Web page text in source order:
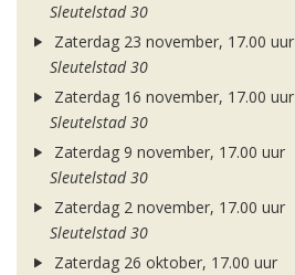
Sleutelstad 30
Zaterdag 23 november, 17.00 uur
Sleutelstad 30
Zaterdag 16 november, 17.00 uur
Sleutelstad 30
Zaterdag 9 november, 17.00 uur
Sleutelstad 30
Zaterdag 2 november, 17.00 uur
Sleutelstad 30
Zaterdag 26 oktober, 17.00 uur